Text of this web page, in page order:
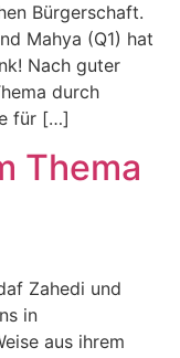
Bürgerschaft.
Mahya (Q1) hat
Nach guter
durch
für […]
Thema
Zahedi und
in
aus ihrem